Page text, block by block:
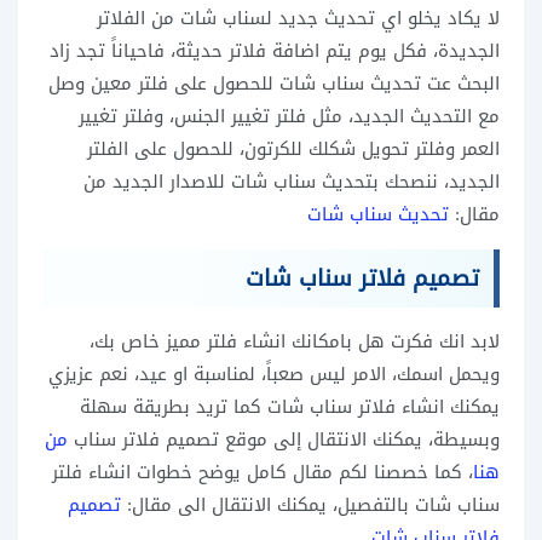
لا يكاد يخلو اي تحديث جديد لسناب شات من الفلاتر
الجديدة، فكل يوم يتم اضافة فلاتر حديثة، فاحياناً تجد زاد
البحث عت تحديث سناب شات للحصول على فلتر معين وصل
مع التحديث الجديد، مثل فلتر تغيير الجنس، وفلتر تغيير
العمر وفلتر تحويل شكلك للكرتون، للحصول على الفلتر
الجديد، ننصحك بتحديث سناب شات للاصدار الجديد من
مقال: تحديث سناب شات
تصميم فلاتر سناب شات
لابد انك فكرت هل بامكانك انشاء فلتر مميز خاص بك،
ويحمل اسمك، الامر ليس صعباً، لمناسبة او عيد، نعم عزيزي
يمكنك انشاء فلاتر سناب شات كما تريد بطريقة سهلة
وبسيطة، يمكنك الانتقال إلى موقع تصميم فلاتر سناب من
هنا، كما خصصنا لكم مقال كامل يوضح خطوات انشاء فلتر
سناب شات بالتفصيل، يمكنك الانتقال الى مقال: تصميم